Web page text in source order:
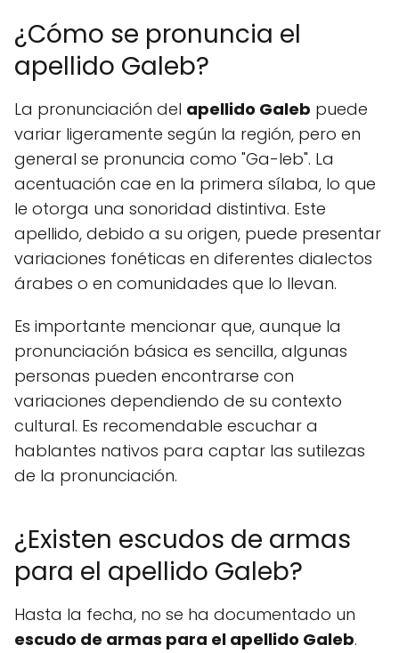
¿Cómo se pronuncia el
apellido Galeb?
La pronunciación del apellido Galeb puede
variar ligeramente según la región, pero en
general se pronuncia como "Ga-leb". La
acentuación cae en la primera sílaba, lo que
le otorga una sonoridad distintiva. Este
apellido, debido a su origen, puede presentar
variaciones fonéticas en diferentes dialectos
árabes o en comunidades que lo llevan.
Es importante mencionar que, aunque la
pronunciación básica es sencilla, algunas
personas pueden encontrarse con
variaciones dependiendo de su contexto
cultural. Es recomendable escuchar a
hablantes nativos para captar las sutilezas
de la pronunciación.
¿Existen escudos de armas
para el apellido Galeb?
Hasta la fecha, no se ha documentado un
escudo de armas para el apellido Galeb.